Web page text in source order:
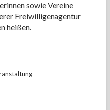
sowie Vereine
Freiwilligenagentur
heißen.